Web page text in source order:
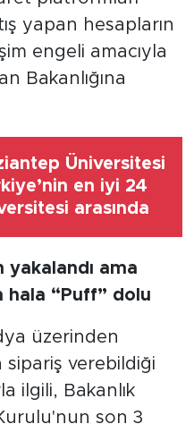
yapan hesapların
engeli amacıyla
Bakanlığına
Üniversitesi
en iyi 24
arasında
yakalandı ama
hala “Puff” dolu
üzerinden
sipariş verebildiği
ilgili, Bakanlık
son 3